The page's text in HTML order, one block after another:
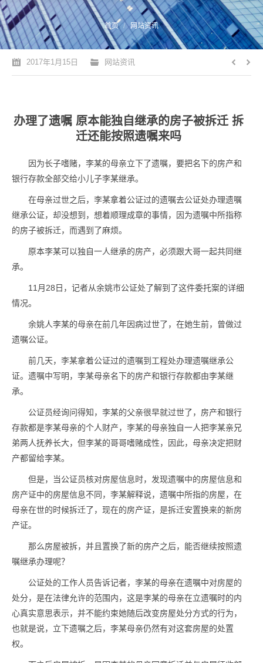
您的位置： 首页 网站资讯
2017年1月15日 网站资讯
办理了遗嘱 原本能独自继承的房子被拆迁 拆
迁还能按照遗嘱来吗
因为长子嗜赌，李某的母亲立下了遗嘱，要把名下的房产和
银行存款全部交给小儿子李某继承。
在母亲过世之后，李某拿着公证过的遗嘱去公证处办理遗嘱
继承公证，却没想到，想着顺理成章的事情，因为遗嘱中所指称
的房子被拆迁，而遇到了麻烦。
原本李某可以独自一人继承的房产，必须跟大哥一起共同继
承。
11月28日，记者从余姚市公证处了解到了这件委托案的详细
情况。
余姚人李某的母亲在前几年因病过世了，在她生前，曾做过
遗嘱公证。
前几天，李某拿着公证过的遗嘱到工程处办理遗嘱继承公
证。遗嘱中写明，李某母亲名下的房产和银行存款都由李某继
承。
公证员经询问得知，李某的父亲很早就过世了，房产和银行
存款都是李某母亲的个人财产，李某的母亲独自一人把李某亲兄
弟两人抚养长大，但李某的哥哥嗜赌成性，因此，母亲决定把财
产都留给李某。
但是，当公证员核对房屋信息时，发现遗嘱中的房屋信息和
房产证中的房屋信息不同，李某解释说，遗嘱中所指的房屋，在
母亲在世的时候拆迁了，现在的房产证，是拆迁安置换来的新房
产证。
那么房屋被拆，并且置换了新的房产之后，能否继续按照遗
嘱继承办理呢？
公证处的工作人员告诉记者，李某的母亲在遗嘱中对房屋的
处分，是在法律允许的范围内，这是李某的母亲在立遗嘱时的内
心真实意思表示，并不能约束她随后改变房屋处分方式的行为，
也就是说，立下遗嘱之后，李某母亲仍然有对这套房屋的处置
权。